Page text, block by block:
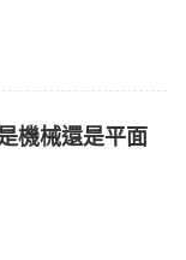
機械還是平面